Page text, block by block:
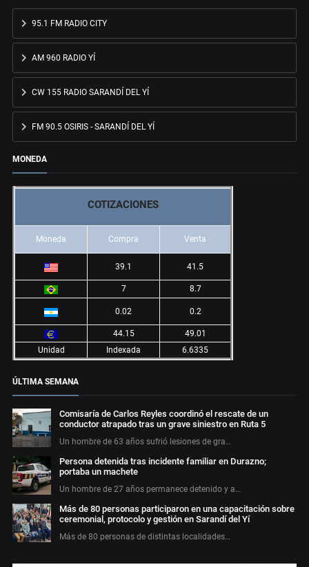
95.1 FM RADIO CITY
AM 960 RADIO YÍ
CW 155 RADIO SARANDÍ DEL YÍ
FM 90.5 OSIRIS - SARANDÍ DEL YÍ
MONEDA
COTIZACIONES
Moneda Compra Venta
39.1 41.5
7 8.7
0.02 0.2
44.15
49.01
Unidad
Indexada 6.6335
ÚLTIMA SEMANA
Comisaría de Carlos Reyles coordinó el rescate de un
conductor atrapado tras un grave siniestro en Ruta 5
Un hombre de 63 años sufrió lesiones de gra…
Persona detenida tras incidente familiar en Durazno;
portaba un machete
Un hombre de 27 años permanece detenido y a…
Más de 80 personas participaron en una capacitación sobre
ceremonial, protocolo y gestión en Sarandí del Yí
Más de 80 personas de distintas localidades…